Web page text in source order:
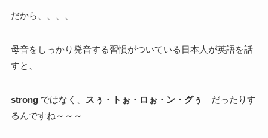
だから、、、、
母音をしっかり発音する習慣がついている日本人が英語を話
すと、
strongではなく、 スぅ・トぉ・ロぉ・ン・グぅ
だったりす
るんですね～～～